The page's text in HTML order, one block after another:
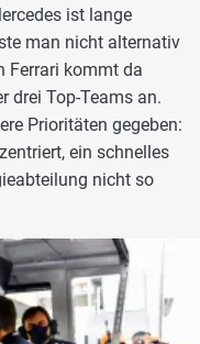
ist lange
man nicht alternativ
Ferrari kommt da
drei Top-Teams an.
Prioritäten gegeben:
ein schnelles
nicht so